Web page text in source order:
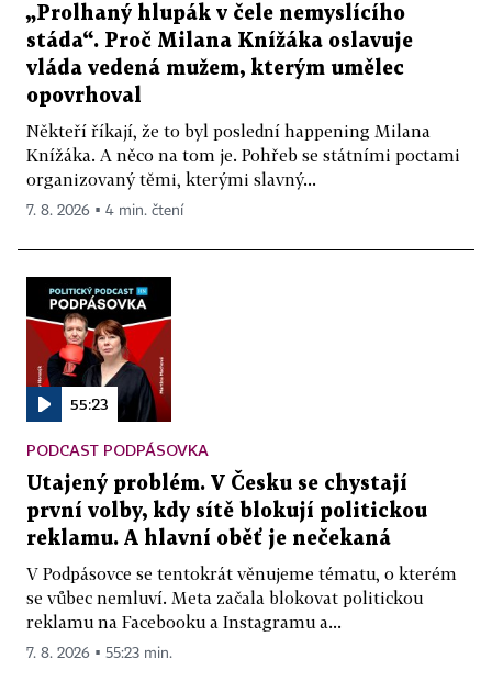
„Prolhaný hlupák v čele nemyslícího
stáda“. Proč Milana Knížáka oslavuje
vláda vedená mužem, kterým umělec
opovrhoval
Někteří říkají, že to byl poslední happening Milana
Knížáka. A něco na tom je. Pohřeb se státními poctami
organizovaný těmi, kterými slavný...
7. 8. 2026 ▪ 4 min. čtení
55:23
PODCAST PODPÁSOVKA
Utajený problém. V Česku se chystají
první volby, kdy sítě blokují politickou
reklamu. A hlavní oběť je nečekaná
V Podpásovce se tentokrát věnujeme tématu, o kterém
se vůbec nemluví. Meta začala blokovat politickou
reklamu na Facebooku a Instagramu a...
7. 8. 2026 ▪ 55:23 min.